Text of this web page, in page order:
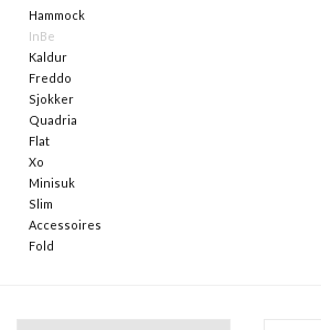
Hammock
InBe
Kaldur
Freddo
Sjokker
Quadria
Flat
Xo
Minisuk
Slim
Accessoires
Fold